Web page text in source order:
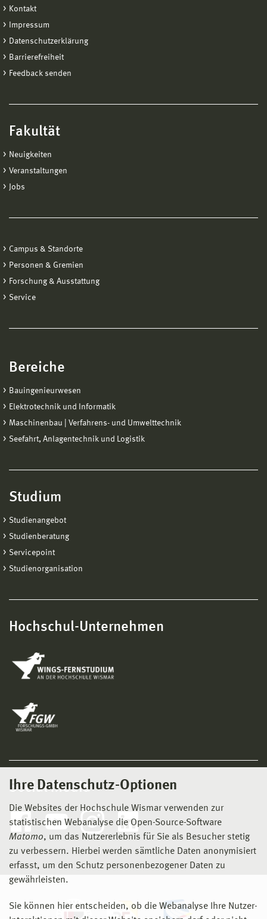
Ihre Datenschutz-Optionen
Die Websites der Hochschule Wismar verwenden zur
statistischen Webanalyse die Open-Source-Software
Matomo, um das Nutzererlebnis für Sie als Besucher stetig
zu verbessern. Hierbei werden sämtliche Daten anonymisiert
erfasst, um den Schutz personenbezogener Daten zu
gewährleisten.
Sie können hier entscheiden, ob die Webanalyse Ihre Nutzer-
Kontakt
Impressum
Datenschutzerklärung
Barrierefreiheit
Feedback senden
Fakultät
Neuigkeiten
Veranstaltungen
Jobs
Campus & Standorte
Personen & Gremien
Forschung & Ausstattung
Service
Bereiche
Bauingenieurwesen
Elektrotechnik und Informatik
Maschinenbau | Verfahrens- und Umwelttechnik
Seefahrt, Anlagentechnik und Logistik
Studium
Studienangebot
Studienberatung
Servicepoint
Studienorganisation
Hochschul-Unternehmen
Social Media